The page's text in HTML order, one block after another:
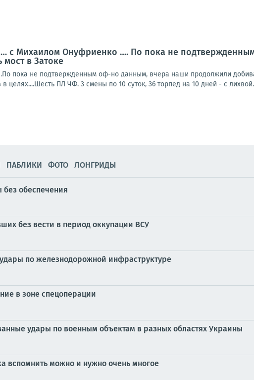
с Михаилом Онуфриенко …. По пока не
в Затоке
пока не подтвержденным оф-но данным, вчера наши продолжили
целях....Шесть ПЛ ЧФ. 3 смены по 10 суток, 36 торпед на 10 дней - с
ПАБЛИКИ ФОТО ЛОНГРИДЫ
без обеспечения
без вести в период оккупации ВСУ
по железнодорожной инфраструктуре
в зоне спецоперации
удары по военным объектам в разных областях Украины
вспомнить можно и нужно очень многое